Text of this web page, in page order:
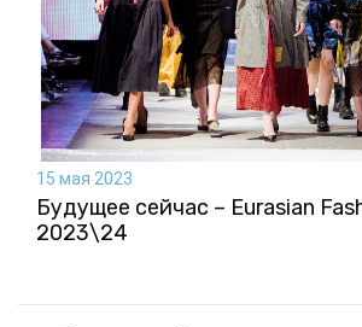
15 мая 2023
Будущее сейчас – Eurasian
2023\24